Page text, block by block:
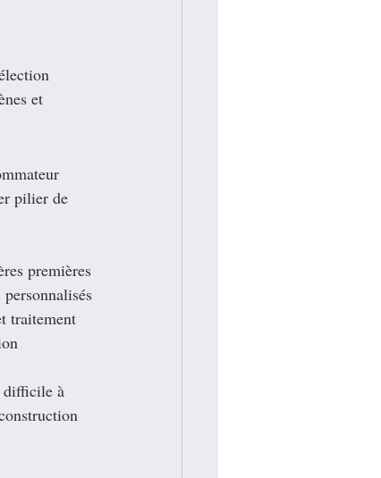
et
pilier de
premières
traitement
difficile à